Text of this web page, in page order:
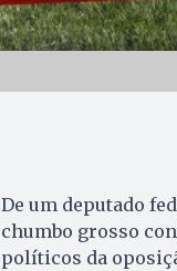
De um deputado
chumbo grosso
políticos da